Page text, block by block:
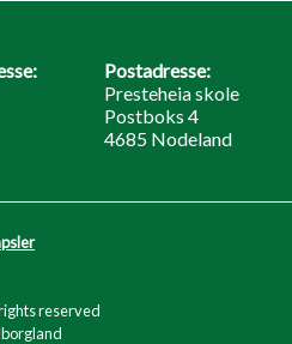
Postadresse:
Presteheia skole
Postboks 4
4685 Nodeland
reserved